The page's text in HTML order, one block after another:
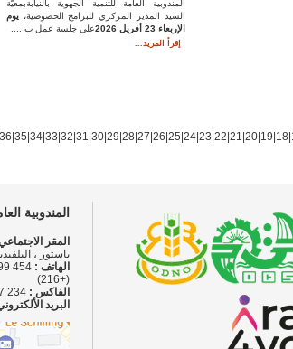
المندوبية العامة للتنمية الجهوية بالنيابةبمعيّة
السيد المدير المركزي للبرامج الخصوصية، يوم
الإربعاء 23 أفريل 2026
على جلسة عمل ب ....
إقرأ المزيد...
|
18
19
|
20
21
22
23
|
24
25
26
27
|
28
29
|
30
31
32
33
|
34
35
36
المندوبية
المقر
باستور ، البلفيدير 1002
الهاتف :
(+216)
الفاكس :
البريد